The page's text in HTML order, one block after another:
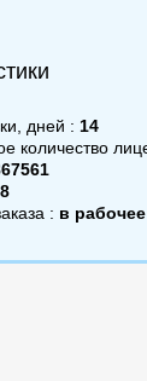
дней : 14
количество
: в